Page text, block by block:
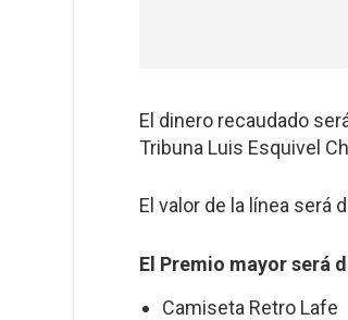
El dinero recaudado
Tribuna Luis Esquivel
El valor de la línea será
El Premio mayor será
Camiseta Retro Lafe